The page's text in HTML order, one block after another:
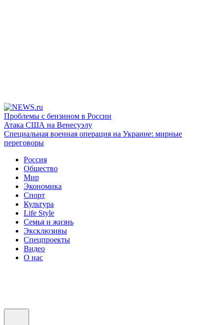
Проблемы с бензином в России
Атака США на Венесуэлу
Специальная военная операция на Украине: мирные
переговоры
Россия
Общество
Мир
Экономика
Спорт
Культура
Life Style
Семья и жизнь
Эксклюзивы
Спецпроекты
Видео
О нас